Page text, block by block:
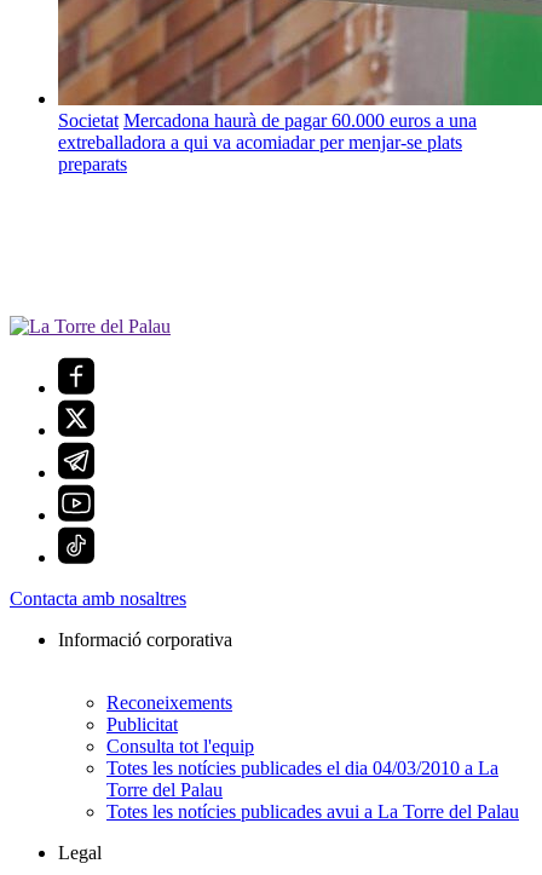
Societat Mercadona haurà de pagar 60.000 euros a una
extreballadora a qui va acomiadar per menjar-se plats
preparats
Contacta amb nosaltres
Informació corporativa
Reconeixements
Publicitat
Consulta tot l'equip
Totes les notícies publicades el dia 04/03/2010 a La
Torre del Palau
Totes les notícies publicades avui a La Torre del Palau
Legal